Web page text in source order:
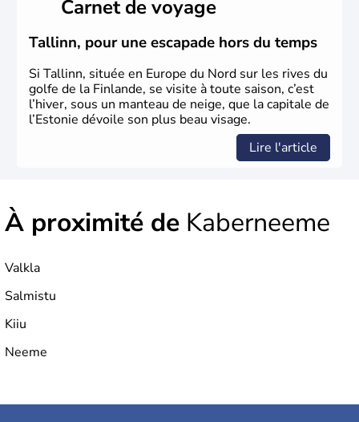
Carnet de voyage
Tallinn, pour une escapade hors du temps
Si Tallinn, située en Europe du Nord sur les rives du
golfe de la Finlande, se visite à toute saison, c’est
l’hiver, sous un manteau de neige, que la capitale de
l’Estonie dévoile son plus beau visage.
Lire l'article
À proximité de Kaberneeme
Valkla
Salmistu
Kiiu
Neeme